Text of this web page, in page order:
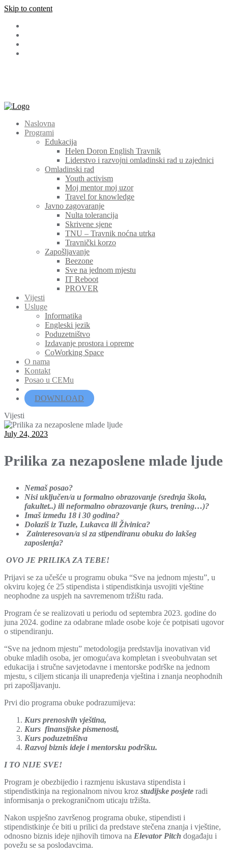
Skip to content
Naslovna
Programi
Edukacija
Helen Doron English Travnik
Liderstvo i razvojni omladinski rad u zajednici
Omladinski rad
Youth activism
Moj mentor moj uzor
Travel for knowledge
Javno zagovaranje
Nulta tolerancija
Skrivene sjene
TNU – Travnik noćna utrka
Travnički korzo
Zapošljavanje
Beezone
Sve na jednom mjestu
IT Reboot
PROVER
Vijesti
Usluge
Informatika
Engleski jezik
Poduzetništvo
Izdavanje prostora i opreme
CoWorking Space
O nama
Kontakt
Posao u CEMu
DOWNLOAD
Vijesti
July 24, 2023
Prilika za nezaposlene mlade ljude
Nemaš posao?
Nisi uključen/a u formalno obrazovanje (srednja škola,
fakultet..) ilineformalno obrazovanje (kurs, trening…)?
Imaš između 18 i 30 godina?
Dolaziš iz Tuzle, Lukavca ili Živinica?
Zainteresovan/a si za stipendiranu obuku do lakšeg
zaposlenja?
OVO JE PRILIKA ZA TEBE!
Prijavi se za učešće u programu obuka “Sve na jednom mjestu”, u
okviru kojeg će 25 stipendista i stipendistkinja usvojiti vještine
neophodne za uspjeh na savremenom tržištu rada.
Program će se realizovati u periodu od septembra 2023. godine do
juna 2024. godine za odabrane mlade osobe koje će potpisati ugovor
o stipendiranju.
“Sve na jednom mjestu” metodologija predstavlja inovativan vid
obuke mladih osoba, jer omogućava kompletan i sveobuhvatan set
edukacija i stručne savjetodavne i mentorske podrške na jednom
mjestu, s ciljem sticanja ili unapređenja vještina i znanja neophodnih
pri zapošljavanju.
Prvi dio programa obuke podrazumijeva:
Kurs prenosivih vještina,
Kurs finansijske pismenosti,
Kurs poduzetništva
Razvoj biznis ideje i mentorsku podršku.
I TO NIJE SVE!
Program je obezbijedio i razmjenu iskustava stipendista i
stipendistkinja na regionalnom nivou kroz studijske posjete radi
informisanja o prekograničnom uticaju tržišta.
Nakon uspješno završenog programa obuke, stipendisti i
stipendistkinje će biti u prilici da predstave stečena znanja i vještine,
odnosno biznis ideje njihovih timova na Elevator Pitch događaju i
povežu se sa poslodavcima.